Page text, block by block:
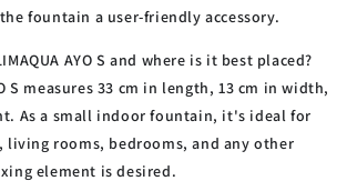
fountain a user-friendly accessory.
AYO S and where is it best placed?
S measures 33 cm in length, 13 cm in width,
As a small indoor fountain, it's ideal for
living rooms, bedrooms, and any other
element is desired.